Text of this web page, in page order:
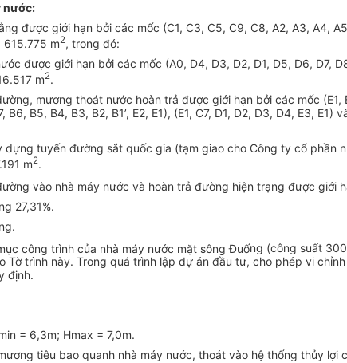
nước:
ng được giới hạn bởi các mốc (C1, C3, C5, C9, C8, A2, A3, A4,
615.775 m2, trong đó:
được giới hạn bởi các mốc (A0, D4, D3, D2, D1, D5, D6, D7,
m2.
mương thoát nước hoàn trả được giới hạn bởi các mốc (E1,
B6, B5, B4, B3, B2, B1’, E2, E1), (E1, C7, D1, D2, D3, D4, E3, E1)
tuyến đường sắt quốc gia (tạm giao cho Công ty cổ
m2.
vào nhà máy nước và hoàn trả đường hiện trạng được giới
27,31%.
công trình của nhà máy nước mặt sông Đuống (công suất
Tờ trình này. Trong quá trình lập dự án đầu tư, cho phép vi
định.
= 6,3m; Hmax = 7,0m.
tiêu bao quanh nhà máy nước, thoát vào hệ thống thủy lợi